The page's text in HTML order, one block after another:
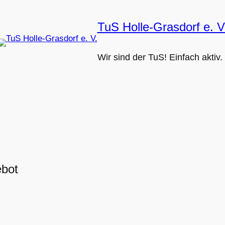
TuS Holle-Grasdorf e.
Wir sind der TuS! Einfach aktiv.